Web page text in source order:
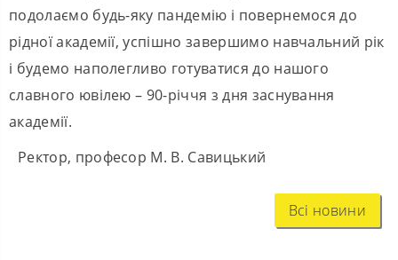
подолаємо будь-яку пандемію і повернемося до
рідної академії, успішно завершимо навчальний рік
і будемо наполегливо готуватися до нашого
славного ювілею – 90-річчя з дня заснування
академії.
Ректор, професор М. В. Савицький
Всі новини